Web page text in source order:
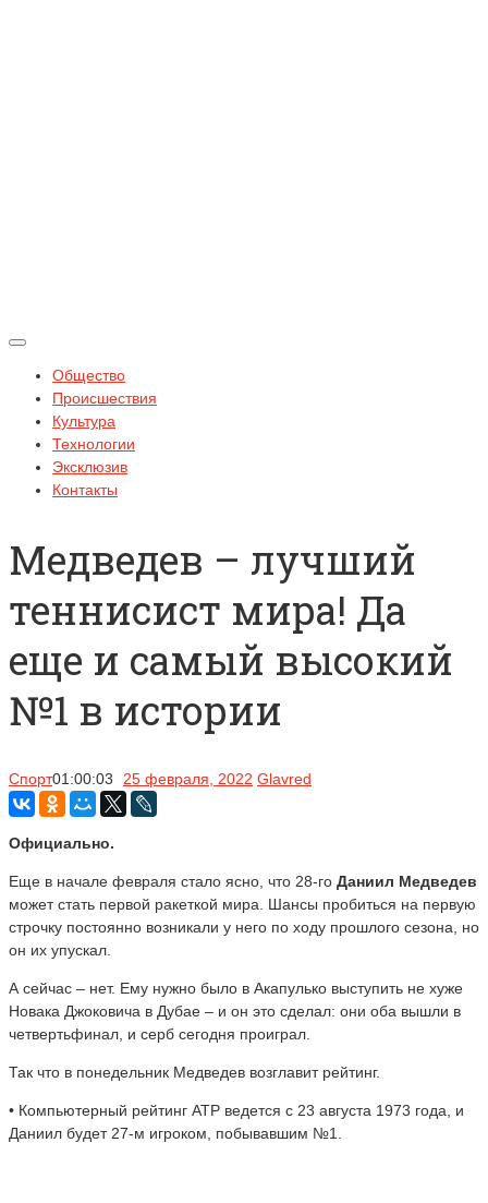
Общество
Происшествия
Культура
Технологии
Эксклюзив
Контакты
Медведев – лучший
теннисист мира! Да
еще и самый высокий
№1 в истории
Спорт01:00:03 25 февраля, 2022 Glavred
Официально.
Еще в начале февраля стало ясно, что 28-го Даниил Медведев
может стать первой ракеткой мира. Шансы пробиться на первую
строчку постоянно возникали у него по ходу прошлого сезона, но
он их упускал.
А сейчас – нет. Ему нужно было в Акапулько выступить не хуже
Новака Джоковича в Дубае – и он это сделал: они оба вышли в
четвертьфинал, и серб сегодня проиграл.
Так что в понедельник Медведев возглавит рейтинг.
• Компьютерный рейтинг ATP ведется с 23 августа 1973 года, и
Даниил будет 27-м игроком, побывавшим №1.